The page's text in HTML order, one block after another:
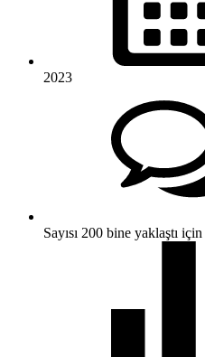
2023
Sayısı 200 bine yaklaştı için